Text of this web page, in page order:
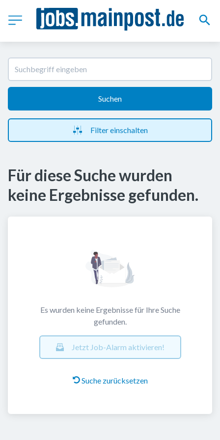
Suchen
Filter einschalten
Für diese Suche wurden
keine Ergebnisse gefunden.
Es wurden keine Ergebnisse für Ihre Suche
gefunden.
Jetzt Job-Alarm aktivieren!
Suche zurücksetzen